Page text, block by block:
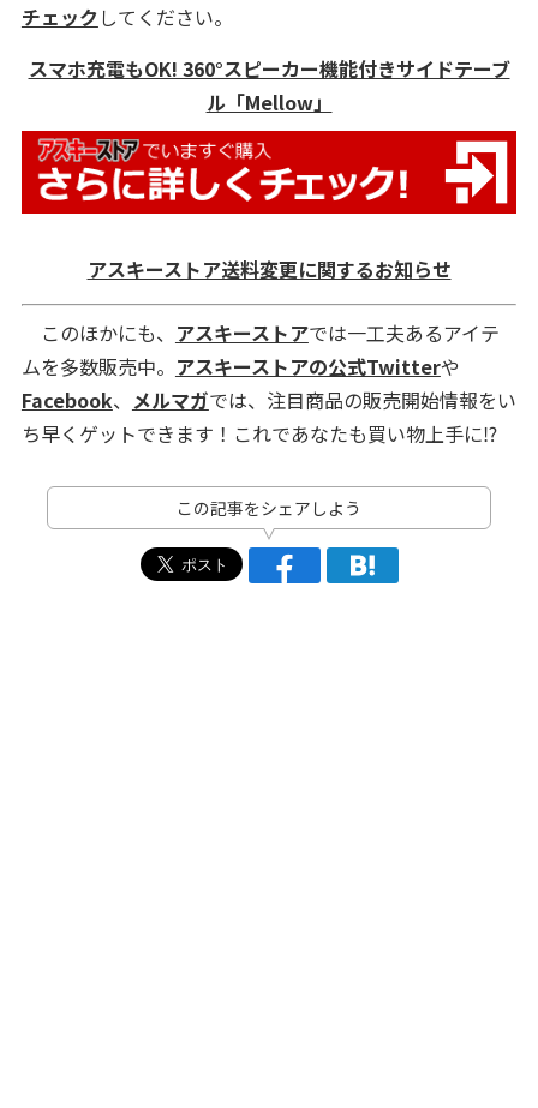
チェックしてください。
スマホ充電もOK! 360°スピーカー機能付きサイドテーブ
ル「Mellow」
アスキーストア送料変更に関するお知らせ
このほかにも、 アスキーストアでは一工夫あるアイテ
ムを多数販売中。 アスキーストアの公式Twitterや
Facebook、 メルマガでは、注目商品の販売開始情報をい
ち早くゲットできます！これであなたも買い物上手に⁉
この記事をシェアしよう